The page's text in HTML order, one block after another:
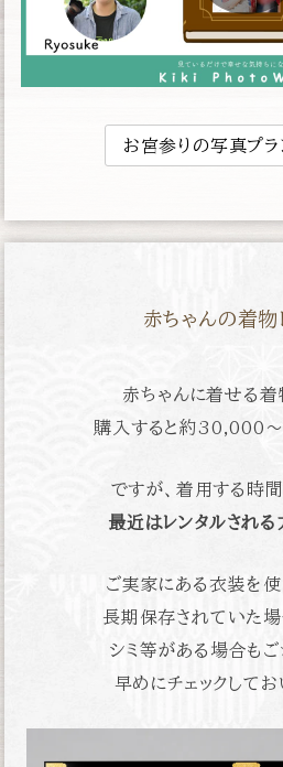
お宮参りの写真プラ
赤ちゃんの着物
赤ちゃんに着せる着
購入すると約30,000
ですが、着用する時
最近はレンタルされ
ご実家にある衣装を
長期保存されていた
シミ等がある場合も
早めにチェックして